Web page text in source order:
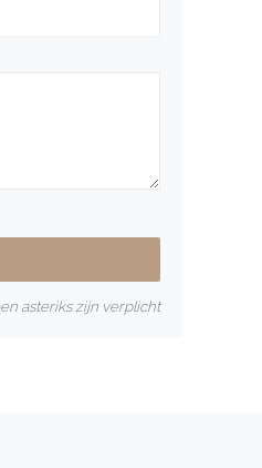
asteriks zijn verplicht